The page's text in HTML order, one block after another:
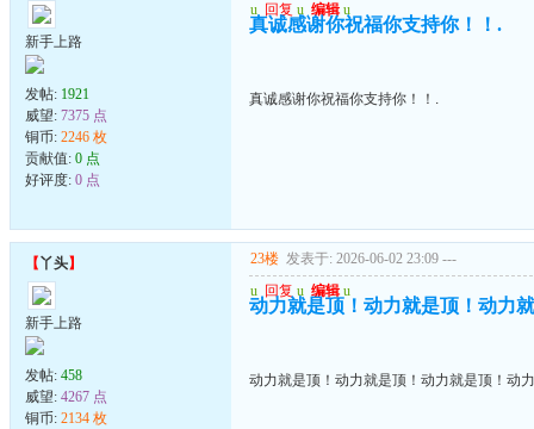
新手上路
发帖: 1921
威望: 7375 点
铜币: 2246 枚
贡献值: 0 点
好评度: 0 点
u 回复 u 编辑 u
真诚感谢你祝福你支持你！！.
真诚感谢你祝福你支持你！！.
【丫头】
新手上路
发帖: 458
威望: 4267 点
铜币: 2134 枚
23楼 发表于: 2026-06-02 23:09 ---
u 回复 u 编辑 u
动力就是顶！动力就是顶！动力
动力就是顶！动力就是顶！动力就是顶！动